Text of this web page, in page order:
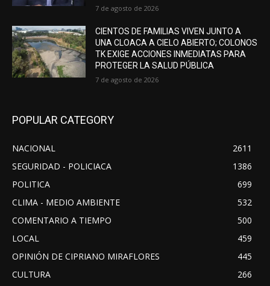
7 de agosto de 2026
CIENTOS DE FAMILIAS VIVEN JUNTO A
UNA CLOACA A CIELO ABIERTO; COLONOS
TK EXIGE ACCIONES INMEDIATAS PARA
PROTEGER LA SALUD PÚBLICA
7 de agosto de 2026
POPULAR CATEGORY
NACIONAL
2611
SEGURIDAD - POLICIACA
1386
POLITICA
699
CLIMA - MEDIO AMBIENTE
532
COMENTARIO A TIEMPO
500
LOCAL
459
OPINIÓN DE CIPRIANO MIRAFLORES
445
CULTURA
266